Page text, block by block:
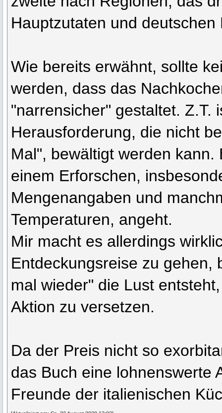
Hauptzutaten und deutschen
Wie bereits erwähnt, sollte
werden, dass das
"narrensicher" gestaltet. Z.T.
Herausforderung, die nicht
Mal", bewältigt werden kann.
einem Erforschen,
Mengenangaben und
Temperaturen, angeht.
Mir macht es allerdings
Entdeckungsreise zu gehen,
mal wieder" die Lust
Aktion zu versetzen.
Da der Preis nicht so
das Buch eine lohnenswerte
Freunde der italienischen